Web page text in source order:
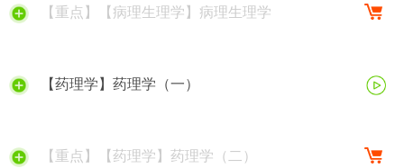
【重点】【病理生理学】病理生理学
【药理学】药理学（一）
【重点】【药理学】药理学（二）